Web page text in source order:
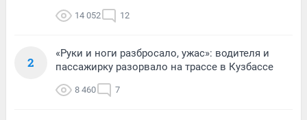
14 052 12
2
«Руки и ноги разбросало, ужас»: водителя и
пассажирку разорвало на трассе в Кузбассе
8 460 7